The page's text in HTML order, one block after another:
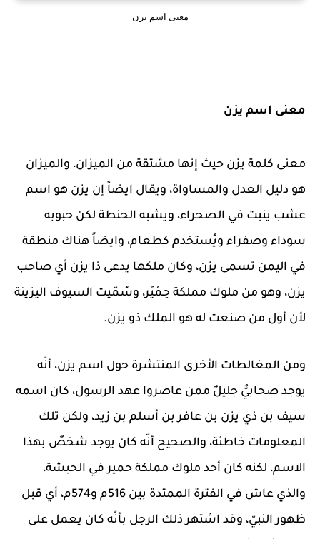
معنى اسم يزن
معنى اسم يزن
معنى كلمة يزن حيث إنها مشتقة من الميزان، والميزان
هو دليل العدل والمساواة، ويقال ايضاً إن يزن هو اسم
عشب ينبت في الصحراء، ويشبه الحنطة لكن حبوبه
سوداء وصفراء ويُستخدم كطعام، وايضاً هناك منطقة
في اليمن تسمى يزن، وكان ملكها يدعى ذا يزن أي صاحب
يزن، وهو من ملوك مملكة حِمْيَر، وسُمّيت السيوف اليزينة
لأن أول من صنعت له هو الملك ذو يزن.
ومن المغالطات الأخرى المنتشرة حول اسم يزن، أنّه
يوجد صحابيٌّ جليلٌ ممن عاصروا عهد الرسول، كان اسمه
سيف بن ذي يزن بن عافر بن أسلم بن زيد، ولكن تلك
المعلومات خاطئة، والصحيح أنّه كان يوجد شخصٌ بهذا
الاسم، لكنه كان أحد ملوك مملكة حمير في الحبشة،
والذي عاش في الفترة الممتدة بين 516م و574م، أي قبل
ظهور النبيّ، وقد اشتهر ذلك الرجل بأنّه كان يعمل على